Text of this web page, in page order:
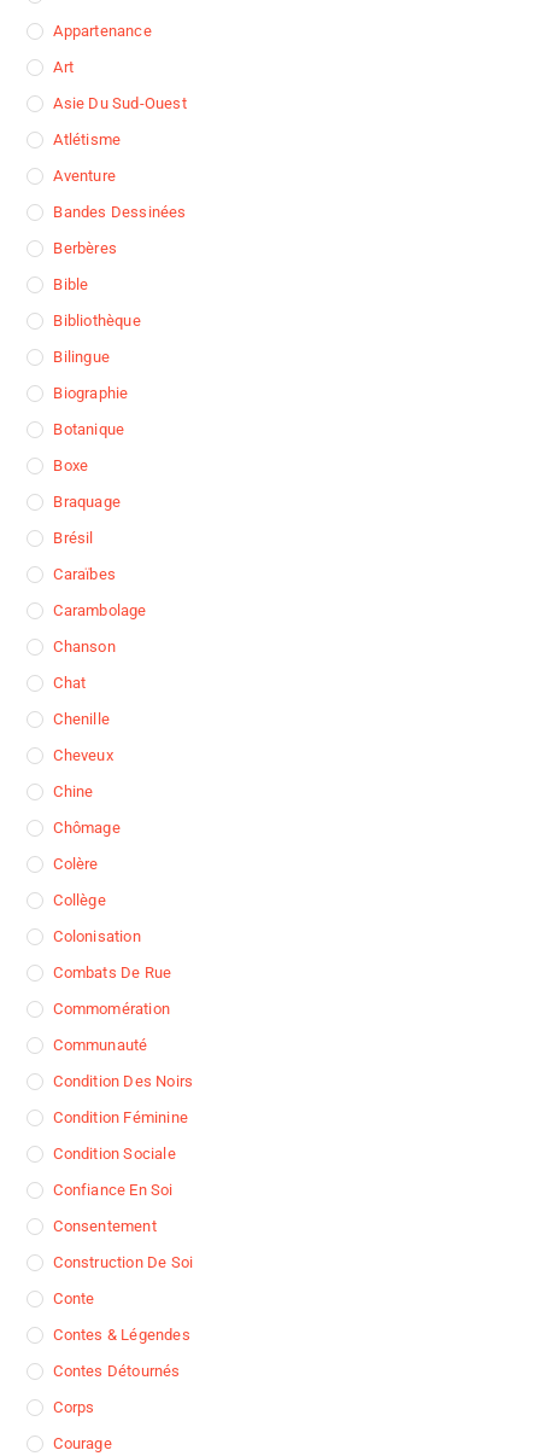
Appartenance
Art
Asie Du Sud-Ouest
Atlétisme
Aventure
Bandes Dessinées
Berbères
Bible
Bibliothèque
Bilingue
Biographie
Botanique
Boxe
Braquage
Brésil
Caraïbes
Carambolage
Chanson
Chat
Chenille
Cheveux
Chine
Chômage
Colère
Collège
Colonisation
Combats De Rue
Commomération
Communauté
Condition Des Noirs
Condition Féminine
Condition Sociale
Confiance En Soi
Consentement
Construction De Soi
Conte
Contes & Légendes
Contes Détournés
Corps
Courage